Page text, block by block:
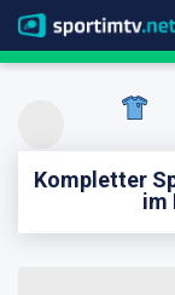
Kompletter
im